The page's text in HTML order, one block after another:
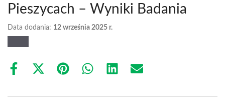
Pieszycach – Wyniki Badania
Data dodania: 12 września 2025 r.
Share
Share
(Twitter)
Share Share Share Share